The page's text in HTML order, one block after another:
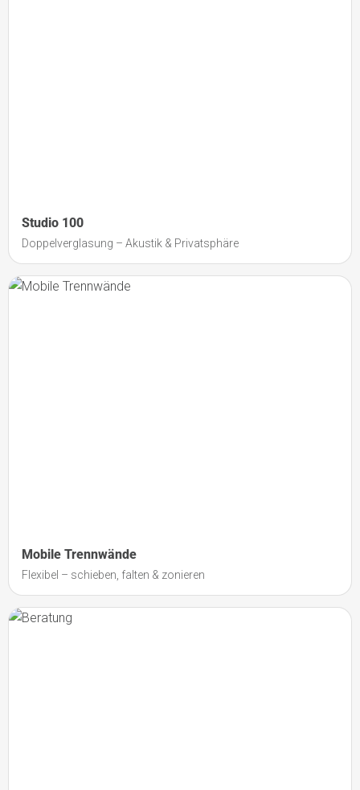
Studio 100
Doppelverglasung – Akustik & Privatsphäre
Mobile Trennwände
Flexibel – schieben, falten & zonieren